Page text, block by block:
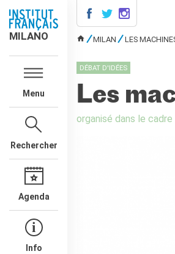
MILANO
Menu
Rechercher
Agenda
Info
MILANO
AGENDA
CONTACTS
COURS DE FRANÇAIS
MILAN LES
DÉBAT D'IDÉES
Les
organisé dans le cadre